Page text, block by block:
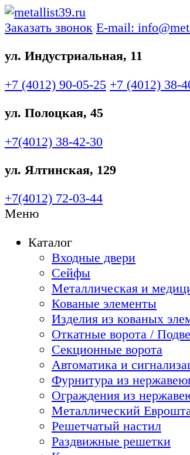
Заказать звонок E-mail:
ул. Индустриальная, 11
+7 (4012) 90-05-25 +7 (4012) 38-
ул. Полоцкая, 45
+7(4012) 38-42-30
ул. Ялтинская, 129
+7(4012) 72-03-44
Меню
Каталог
Входные двери
Сейфы
Металлическая и
Кованые элементы
Изделия из кованых
Откатные ворота /
Секционные ворота
Автоматика и
Фурнитура из
Ограждения из
Металлический
Решетчатый настил
Раздвижные решетки